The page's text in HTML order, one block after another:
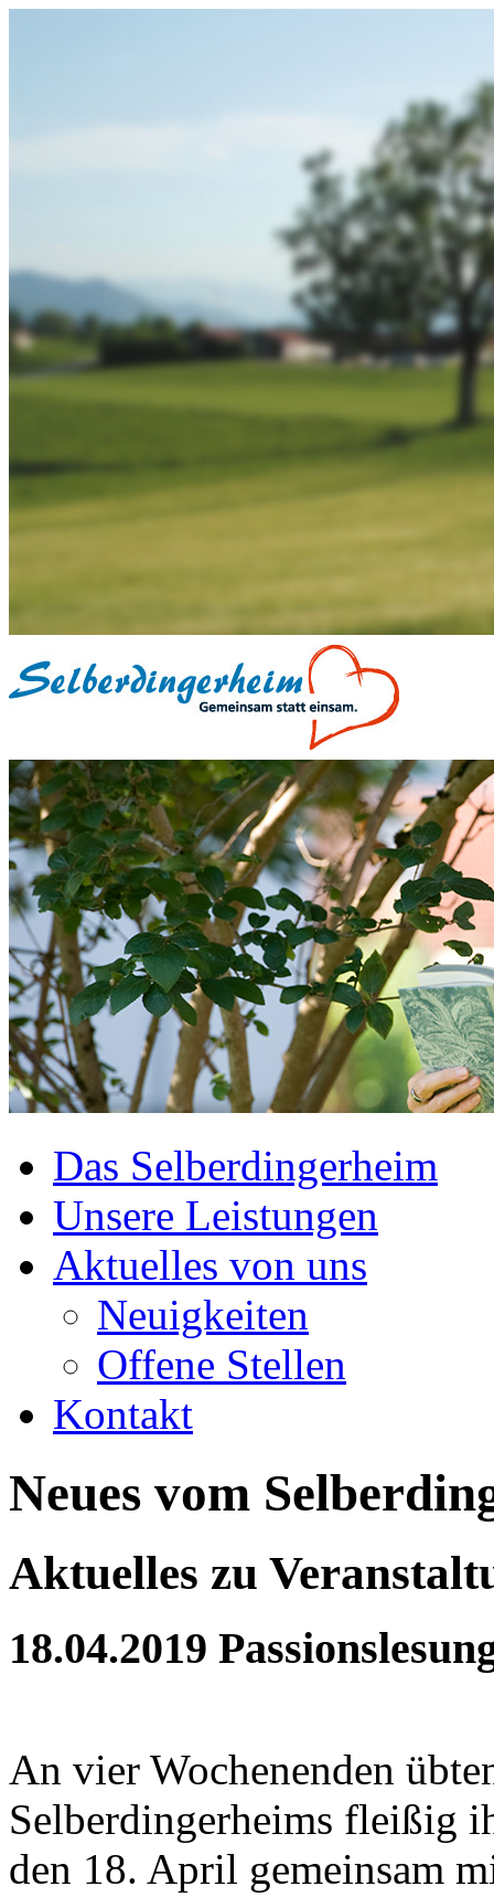
Das Selberdingerheim
Unsere Leistungen
Aktuelles von uns
Neuigkeiten
Offene Stellen
Kontakt
Neues vom
Aktuelles zu
18.04.2019
An vier Wochenenden
Selberdingerheims fleißig
den 18. April gemeinsam